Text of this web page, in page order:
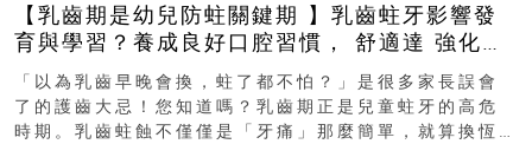
【乳齒期是幼兒防蛀關鍵期 】乳齒蛀牙影響發
育與學習？養成良好口腔習慣， 舒適達 強化琺
瑯質 兒童牙膏防護指南
「以為乳齒早晚會換，蛀了都不怕？」是很多家長誤會
了的護齒大忌！您知道嗎？乳齒期正是兒童蛀牙的高危
時期。乳齒蛀蝕不僅僅是「牙痛」那麼簡單，就算換恆